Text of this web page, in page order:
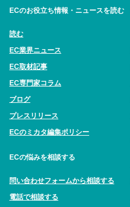
ECのお役立ち情報・ニュースを読む
読む
EC業界ニュース
EC取材記事
EC専門家コラム
ブログ
プレスリリース
ECのミカタ編集ポリシー
ECの悩みを相談する
問い合わせフォームから相談する
電話で相談する